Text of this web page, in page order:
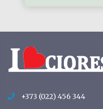
+373 (022) 456 344